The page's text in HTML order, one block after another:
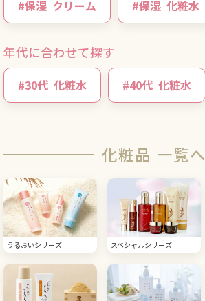
#保湿 クリーム #保湿 化粧水
年代に合わせて探す
#30代 化粧水 #40代 化粧水
化粧品 一覧へ
うるおいシリーズ スペシャルシリーズ